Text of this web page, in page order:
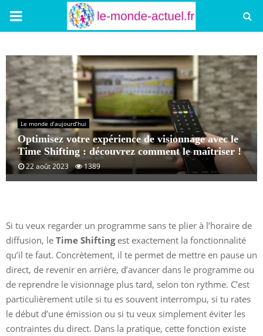
PRIMARY
Le monde d’aujourd’hui
Optimisez votre expérience de visionnage avec le
Time Shifting : découvrez comment le maîtriser !
22 août 2023 1389
Si tu veux regarder un programme sans te plier à l’horaire de
diffusion, le Time Shiftingest exactement la fonctionnalité
qu’il te faut. Concrètement, il te permet de mettre en pause un
direct, de revenir en arrière, d’avancer dans le programme ou
de reprendre le visionnage plus tard, selon ton rythme. C’est
particulièrement utile si tu es souvent interrompu, si tu rates
le début d’une émission ou si tu veux simplement éviter les
contraintes du direct. Dans la pratique, cette fonction existe